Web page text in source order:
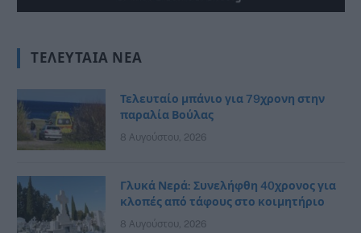
ΤΕΛΕΥΤΑΊΑ ΝΈΑ
Τελευταίο μπάνιο για 79χρονη στην
παραλία Βούλας
8 Αυγούστου, 2026
Γλυκά Νερά: Συνελήφθη 40χρονος για
κλοπές από τάφους στο κοιμητήριο
8 Αυγούστου, 2026